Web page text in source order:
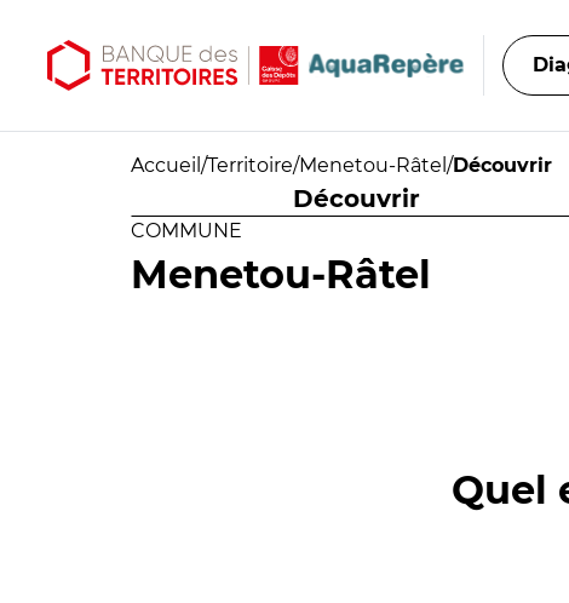
Accueil /Territoire/Menetou-Râtel /Découvrir
Découvrir
COMMUNE
Menetou-Râtel
Quel